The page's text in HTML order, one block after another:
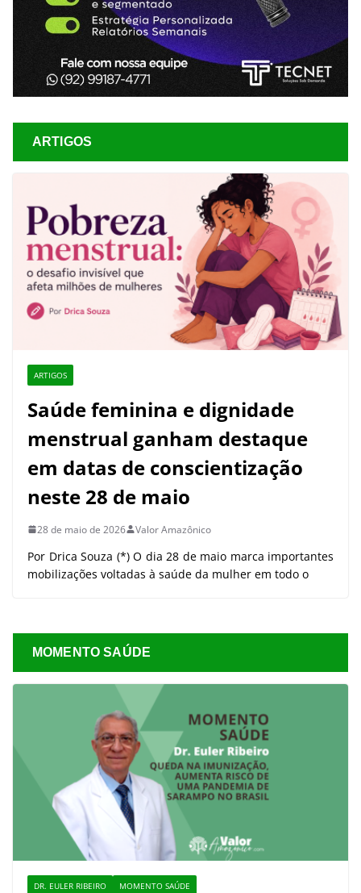
ARTIGOS
ARTIGOS
Saúde feminina e dignidade
menstrual ganham destaque
em datas de conscientização
neste 28 de maio
28 de maio de 2026 Valor Amazônico
Por Drica Souza (*) O dia 28 de maio marca importantes
mobilizações voltadas à saúde da mulher em todo o
MOMENTO SAÚDE
DR. EULER RIBEIRO MOMENTO SAÚDE